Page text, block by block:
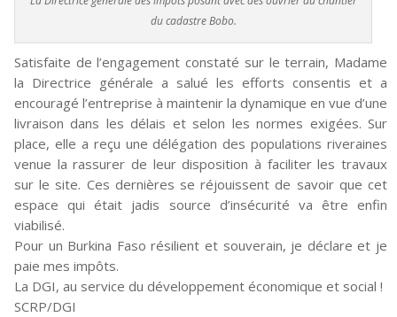
du cadastre Bobo.
Satisfaite de l’engagement constaté sur le terrain, Madame
la Directrice générale a salué les efforts consentis et a
encouragé l’entreprise à maintenir la dynamique en vue d’une
livraison dans les délais et selon les normes exigées. Sur
place, elle a reçu une délégation des populations riveraines
venue la rassurer de leur disposition à faciliter les travaux
sur le site. Ces dernières se réjouissent de savoir que cet
espace qui était jadis source d’insécurité va être enfin
viabilisé.
Pour un Burkina Faso résilient et souverain, je déclare et je
paie mes impôts.
La DGI, au service du développement économique et social !
SCRP/DGI